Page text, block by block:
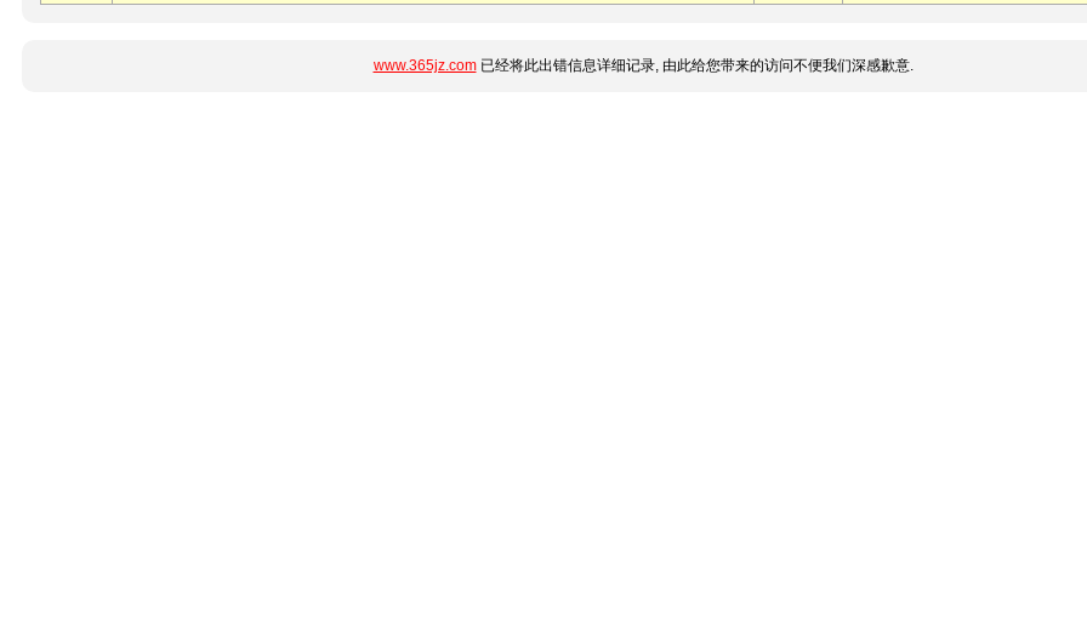
www.365jz.com已经将此出错信息详细记录, 由此给您带来的访问不便我们深感歉意.